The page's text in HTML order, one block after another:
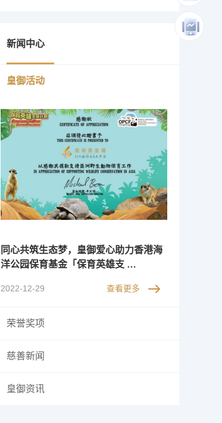
新闻中心
皇御活动
同心共筑生态梦，皇御爱心助力香港海
洋公园保育基金「保育英雄支 …
2022-12-29 查看更多
荣誉奖项
慈善新闻
皇御资讯